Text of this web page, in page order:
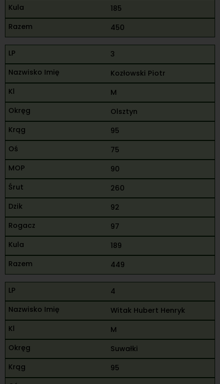
185
450
3
Kozłowski Piotr
M
Olsztyn
95
75
90
260
92
97
189
449
4
Witak Hubert Henryk
M
Suwałki
95